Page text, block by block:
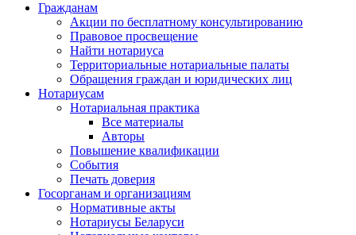
Гражданам
Акции по бесплатному консультированию
Правовое просвещение
Найти нотариуса
Территориальные нотариальные палаты
Обращения граждан и юридических лиц
Нотариусам
Нотариальная практика
Все материалы
Авторы
Повышение квалификации
События
Печать доверия
Госорганам и организациям
Нормативные акты
Нотариусы Беларуси